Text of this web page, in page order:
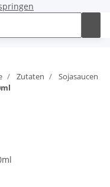
Zutaten
Sojasaucen